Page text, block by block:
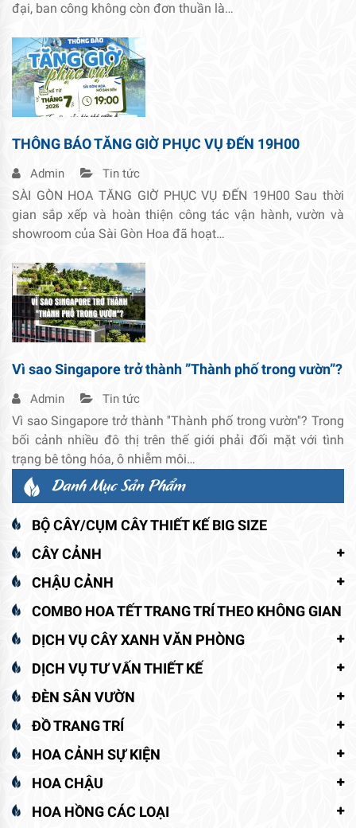
đại, ban công không còn đơn thuần là…
THÔNG BÁO TĂNG GIỜ PHỤC VỤ ĐẾN 19H00
Admin Tin tức
SÀI GÒN HOA TĂNG GIỜ PHỤC VỤ ĐẾN 19H00 Sau thời
gian sắp xếp và hoàn thiện công tác vận hành, vườn và
showroom của Sài Gòn Hoa đã hoạt…
Vì sao Singapore trở thành ”Thành phố trong vườn”?
Admin Tin tức
Vì sao Singapore trở thành ''Thành phố trong vườn''? Trong
bối cảnh nhiều đô thị trên thế giới phải đối mặt với tình
trạng bê tông hóa, ô nhiễm môi…
Danh Mục Sản Phẩm
BỘ CÂY/CỤM CÂY THIẾT KẾ BIG SIZE
CÂY CẢNH
CHẬU CẢNH
COMBO HOA TẾT TRANG TRÍ THEO KHÔNG GIAN
DỊCH VỤ CÂY XANH VĂN PHÒNG
DỊCH VỤ TƯ VẤN THIẾT KẾ
ĐÈN SÂN VƯỜN
ĐỒ TRANG TRÍ
HOA CẢNH SỰ KIỆN
HOA CHẬU
HOA HỒNG CÁC LOẠI